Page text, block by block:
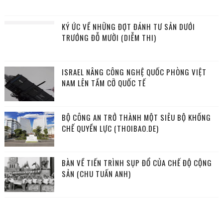
KÝ ỨC VỀ NHỮNG ĐỢT ĐÁNH TƯ SẢN DƯỚI
TRƯỚNG ĐỖ MƯỜI (DIỄM THI)
ISRAEL NÂNG CÔNG NGHỆ QUỐC PHÒNG VIỆT
NAM LÊN TẦM CỠ QUỐC TẾ
BỘ CÔNG AN TRỞ THÀNH MỘT SIÊU BỘ KHỐNG
CHẾ QUYỀN LỰC (THOIBAO.DE)
BÀN VỀ TIẾN TRÌNH SỤP ĐỔ CỦA CHẾ ĐỘ CỘNG
SẢN (CHU TUẤN ANH)